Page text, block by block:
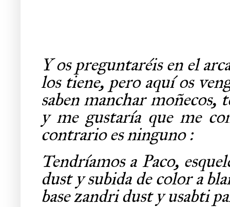
Y os preguntaréis en el
los tiene, pero aquí os
saben manchar moñecos,
y me gustaría que me
contrario es ninguno :
Tendríamos a Paco,
dust y subida de color a
base zandri dust y usabti